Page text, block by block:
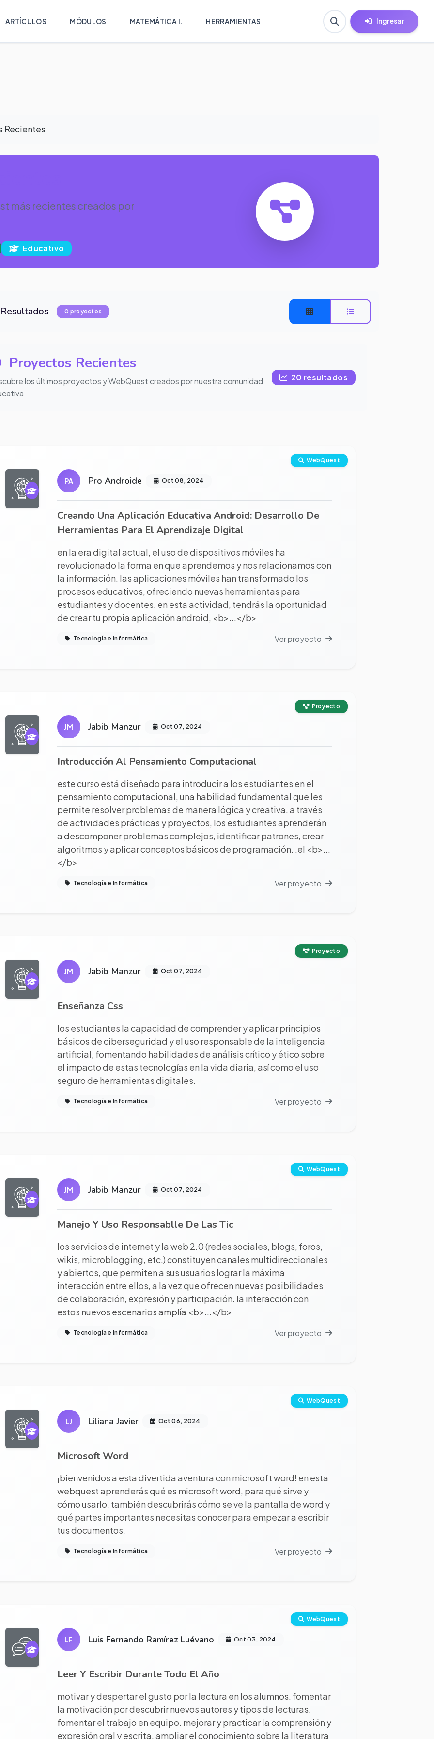
ARTÍCULOS MÓDULOS MATEMÁTICA I. HERRAMIENTAS Ingresar
Recientes
más recientes creados por
Educativo
0 proyectos
Proyectos Recientes
los últimos proyectos y WebQuest creados por nuestra comunidad
20 resultados
WebQuest
PA Pro Androide Oct 08, 2024
Creando Una Aplicación Educativa Android: Desarrollo De
Herramientas Para El Aprendizaje Digital
en la era digital actual, el uso de dispositivos móviles ha
revolucionado la forma en que aprendemos y nos relacionamos con
la información. las aplicaciones móviles han transformado los
procesos educativos, ofreciendo nuevas herramientas para
estudiantes y docentes. en esta actividad, tendrás la oportunidad
de crear tu propia aplicación android, <b>...</b>
Tecnología e Informática Ver proyecto
Proyecto
JM Jabib Manzur Oct 07, 2024
Introducción Al Pensamiento Computacional
este curso está diseñado para introducir a los estudiantes en el
pensamiento computacional, una habilidad fundamental que les
permite resolver problemas de manera lógica y creativa. a través
de actividades prácticas y proyectos, los estudiantes aprenderán
a descomponer problemas complejos, identificar patrones, crear
algoritmos y aplicar conceptos básicos de programación. .el <b>...
</b>
Tecnología e Informática Ver proyecto
Proyecto
JM Jabib Manzur Oct 07, 2024
Enseñanza Css
los estudiantes la capacidad de comprender y aplicar principios
básicos de ciberseguridad y el uso responsable de la inteligencia
artificial, fomentando habilidades de análisis crítico y ético sobre
el impacto de estas tecnologías en la vida diaria, así como el uso
seguro de herramientas digitales.
Tecnología e Informática Ver proyecto
WebQuest
JM Jabib Manzur Oct 07, 2024
Manejo Y Uso Responsablle De Las Tic
los servicios de internet y la web 2.0 (redes sociales, blogs, foros,
wikis, microblogging, etc.) constituyen canales multidireccionales
y abiertos, que permiten a sus usuarios lograr la máxima
interacción entre ellos, a la vez que ofrecen nuevas posibilidades
de colaboración, expresión y participación. la interacción con
estos nuevos escenarios amplía <b>...</b>
Tecnología e Informática Ver proyecto
WebQuest
LJ Liliana Javier Oct 06, 2024
Microsoft Word
¡bienvenidos a esta divertida aventura con microsoft word! en esta
webquest aprenderás qué es microsoft word, para qué sirve y
cómo usarlo. también descubrirás cómo se ve la pantalla de word y
qué partes importantes necesitas conocer para empezar a escribir
tus documentos.
Tecnología e Informática Ver proyecto
WebQuest
LF Luis Fernando Ramírez Luévano Oct 03, 2024
Leer Y Escribir Durante Todo El Año
motivar y despertar el gusto por la lectura en los alumnos. fomentar
la motivación por descubrir nuevos autores y tipos de lecturas.
fomentar el trabajo en equipo. mejorar y practicar la comprensión y
expresión oral y escrita. ampliar el conocimiento sobre la literatura